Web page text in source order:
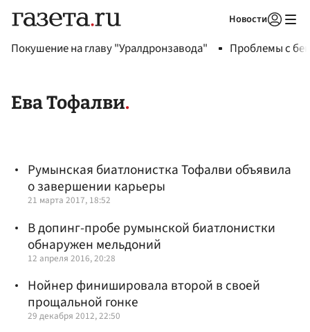
Новости
Покушение на главу "Уралдронзавода" Проблемы с
Ева Тофалви
Румынская биатлонистка Тофалви объявила
о завершении карьеры
21 марта 2017, 18:52
В допинг-пробе румынской биатлонистки
обнаружен мельдоний
12 апреля 2016, 20:28
Нойнер финишировала второй в своей
прощальной гонке
29 декабря 2012, 22:50